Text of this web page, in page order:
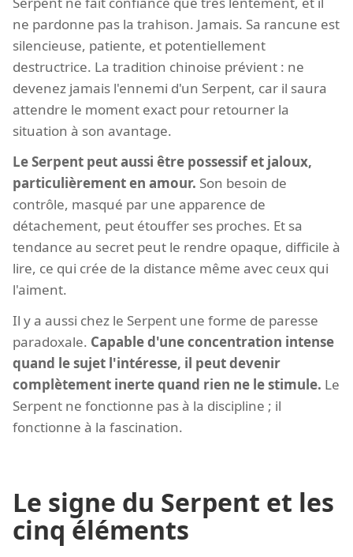
ne pardonne pas la trahison. Jamais. Sa rancune est
silencieuse, patiente, et potentiellement
destructrice. La tradition chinoise prévient : ne
devenez jamais l'ennemi d'un Serpent, car il saura
attendre le moment exact pour retourner la
situation à son avantage.
Le Serpent peut aussi être possessif et jaloux,
particulièrement en amour. Son besoin de
contrôle, masqué par une apparence de
détachement, peut étouffer ses proches. Et sa
tendance au secret peut le rendre opaque, difficile à
lire, ce qui crée de la distance même avec ceux qui
l'aiment.
Il y a aussi chez le Serpent une forme de paresse
paradoxale. Capable d'une concentration intense
quand le sujet l'intéresse, il peut devenir
complètement inerte quand rien ne le stimule. Le
Serpent ne fonctionne pas à la discipline ; il
fonctionne à la fascination.
Le signe du Serpent et les
cinq éléments